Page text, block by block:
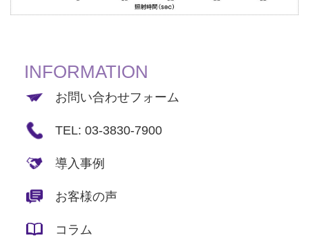
INFORMATION
お問い合わせフォーム
TEL: 03-3830-7900
導入事例
お客様の声
コラム